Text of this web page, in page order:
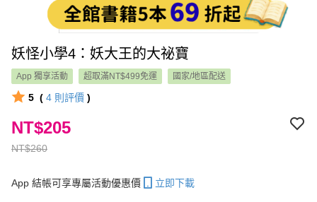
妖怪小學4：妖大王的大祕寶
App 獨享活動 超取滿NT$499免運 國家/地區配送
5 ( 4 則評價 )
NT$260
NT$205
App 結帳可享專屬活動優惠價 立即下載